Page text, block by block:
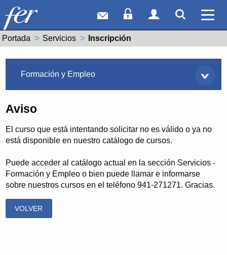
Correo webAcceso Socios
Acceso
Portada Servicios Actual:
Inscripción
Formación y Empleo
Aviso
El curso que está intentando solicitar no es válido o ya no
está disponible en nuestro catálogo de cursos.
Puede acceder al catálogo actual en la sección Servicios -
Formación y Empleo o bien puede llamar e informarse
sobre nuestros cursos en el teléfono 941-271271. Gracias.
VOLVER